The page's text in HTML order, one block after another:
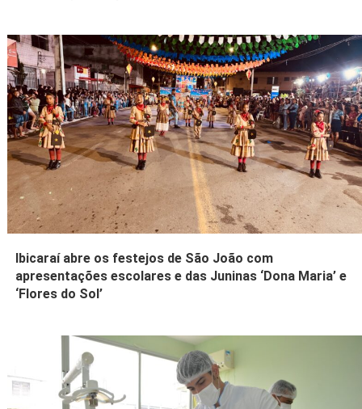
Ibicaraí abre os festejos de São João com
apresentações escolares e das Juninas ‘Dona Maria’ e
‘Flores do Sol’